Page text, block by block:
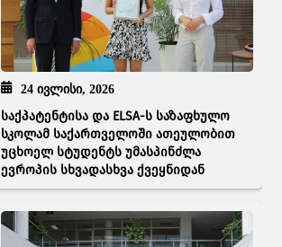
24 ᲘᲕᲚᲘᲡᲘ, 2026
საქპატენტისა და ELSA-ს საზაფხულო
სკოლამ საქართველოში ათეულობით
უცხოელ სტუდენტს უმასპინძლა
ევროპის სხვადასხვა ქვეყნიდან